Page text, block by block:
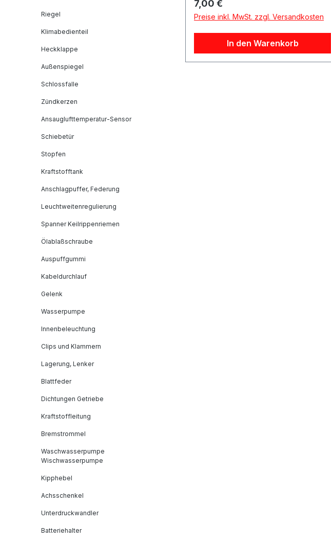
Riegel
Klimabedienteil
Heckklappe
Außenspiegel
Schlossfalle
Zündkerzen
Ansauglufttemperatur-Sensor
Schiebetür
Stopfen
Kraftstofftank
Anschlagpuffer, Federung
Leuchtweitenregulierung
Spanner Keilrippenriemen
Ölablaßschraube
Auspuffgummi
Kabeldurchlauf
Gelenk
Wasserpumpe
Innenbeleuchtung
Clips und Klammern
Lagerung, Lenker
Blattfeder
Dichtungen Getriebe
Kraftstoffleitung
Bremstrommel
Waschwasserpumpe
Wischwasserpumpe
Kipphebel
Achsschenkel
Unterdruckwandler
Batteriehalter
9CITROËN6216A3OPEL13503417O
PEL2098049PEUGEOT6216A3PEU
GEOT621668RENAULT7701049263
Passende Fahrzeuge:
Regulärer Preis:
7,00 €
Preise inkl. MwSt. zzgl. Versandkosten
In den Warenkorb